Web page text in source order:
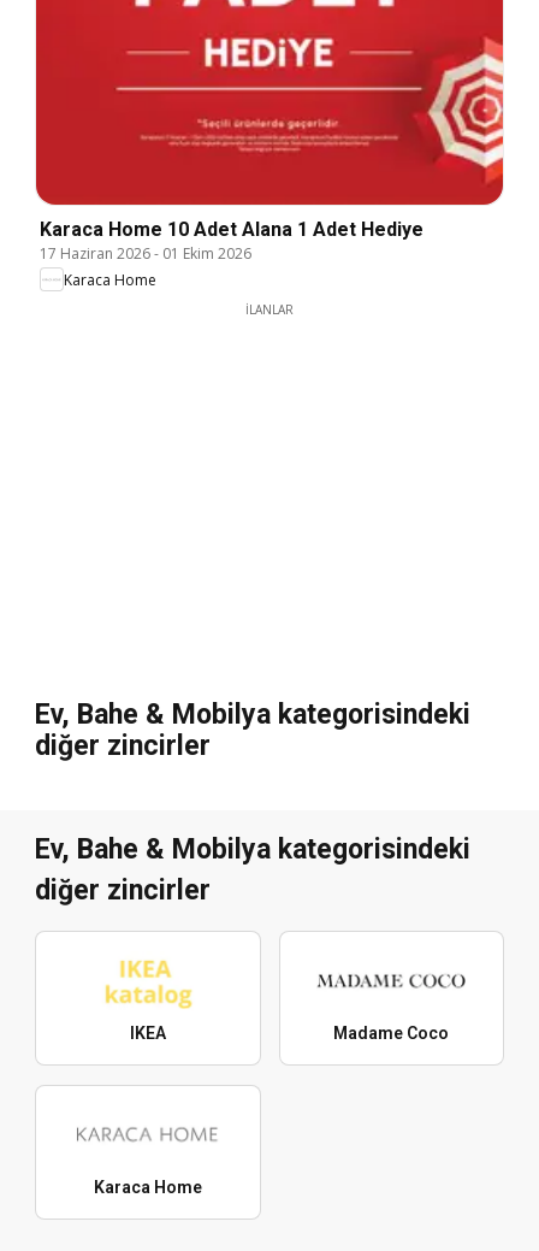
Karaca Home 10 Adet Alana 1 Adet Hediye
17 Haziran 2026- 01 Ekim 2026
Karaca Home
İLANLAR
Ev, Bahe & Mobilya kategorisindeki
diğer zincirler
Ev, Bahe & Mobilya kategorisindeki
diğer zincirler
IKEA Madame Coco
Karaca Home